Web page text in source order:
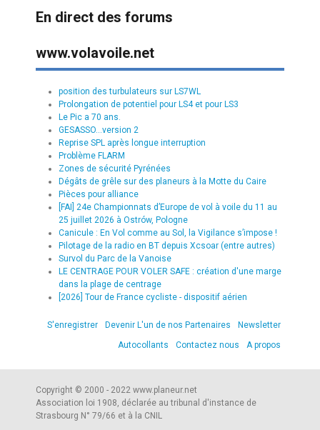
En direct des forums
www.volavoile.net
position des turbulateurs sur LS7WL
Prolongation de potentiel pour LS4 et pour LS3
Le Pic a 70 ans.
GESASSO...version 2
Reprise SPL après longue interruption
Problème FLARM
Zones de sécurité Pyrénées
Dégâts de grêle sur des planeurs à la Motte du Caire
Pièces pour alliance
[FAI] 24e Championnats d’Europe de vol à voile du 11 au
25 juillet 2026 à Ostrów, Pologne
Canicule : En Vol comme au Sol, la Vigilance s’impose !
Pilotage de la radio en BT depuis Xcsoar (entre autres)
Survol du Parc de la Vanoise
LE CENTRAGE POUR VOLER SAFE : création d'une marge
dans la plage de centrage
[2026] Tour de France cycliste - dispositif aérien
S'enregistrer Devenir L'un de nos Partenaires
Newsletter
Autocollants
Contactez nous A propos
Copyright © 2000 - 2022 www.planeur.net
Association loi 1908, déclarée au tribunal d'instance de
Strasbourg N° 79/66 et à la CNIL